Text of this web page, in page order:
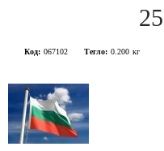
Код: 067102 Тегло: 0.200 кг